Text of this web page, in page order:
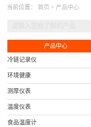
当前位置： 首页 > 产品中心
产品中心
冷链记录仪
环境健康
测厚仪表
温度仪表
食品温度计